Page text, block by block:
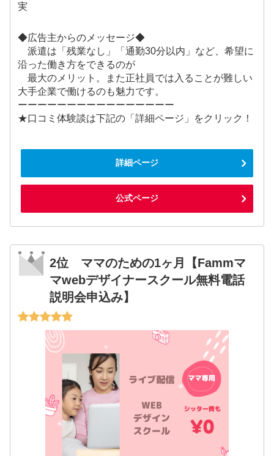
実
◆広告主からのメッセージ◆
派遣は「残業なし」「通勤30分以内」など、希望に
沿った働き方をできるのが
最大のメリット。また正社員では入ることが難しい
大手企業で働けるのも魅力です。
ーーーーーーーーーーーーーーーー
★口コミ体験談は下記の「詳細ページ」をクリック！
詳細ページ
公式ページ
2位 ママのための1ヶ月【Fammマ
マwebデザイナースクール無料電話
説明会申込み】